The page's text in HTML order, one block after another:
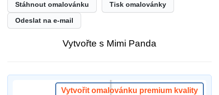
Stáhnout omalovánku Tisk omalovánky
Odeslat na e-mail
Vytvořte s Mimi Panda
Vytvořit omalovánku premium kvality